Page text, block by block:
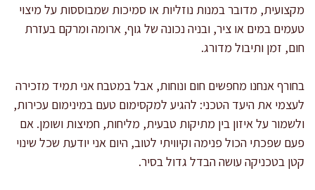
מקצועית, מדובר במנות נוזליות או סמיכות שמבוססות על מיצוי
טעמים במים או ציר, ובניה נכונה של גוף, ארומה ומרקם בעזרת
חום, זמן ותיבול מדורג.
בחורף אנחנו מחפשים חום ונוחות, אבל במטבח אני תמיד מזכירה
לעצמי את היעד הטכני: להגיע למקסימום טעם במינימום עכירות,
ולשמור על איזון בין מתיקות טבעית, מליחות, חמיצות ושומן. אם
פעם שפכתי הכול פנימה וקיוויתי לטוב, היום אני יודעת שכל שינוי
קטן בטכניקה עושה הבדל גדול בסיר.